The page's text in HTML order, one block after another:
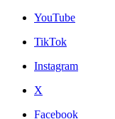
YouTube
TikTok
Instagram
X
Facebook